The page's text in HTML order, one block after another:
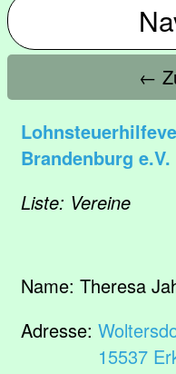
←
Brandenburg e.V.
Liste: Vereine
Name: Theresa
Adresse:
15537